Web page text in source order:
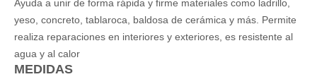
Ayuda a unir de forma rápida y firme materiales como ladrillo,
yeso, concreto, tablaroca, baldosa de cerámica y más. Permite
realiza reparaciones en interiores y exteriores, es resistente al
agua y al calor
MEDIDAS